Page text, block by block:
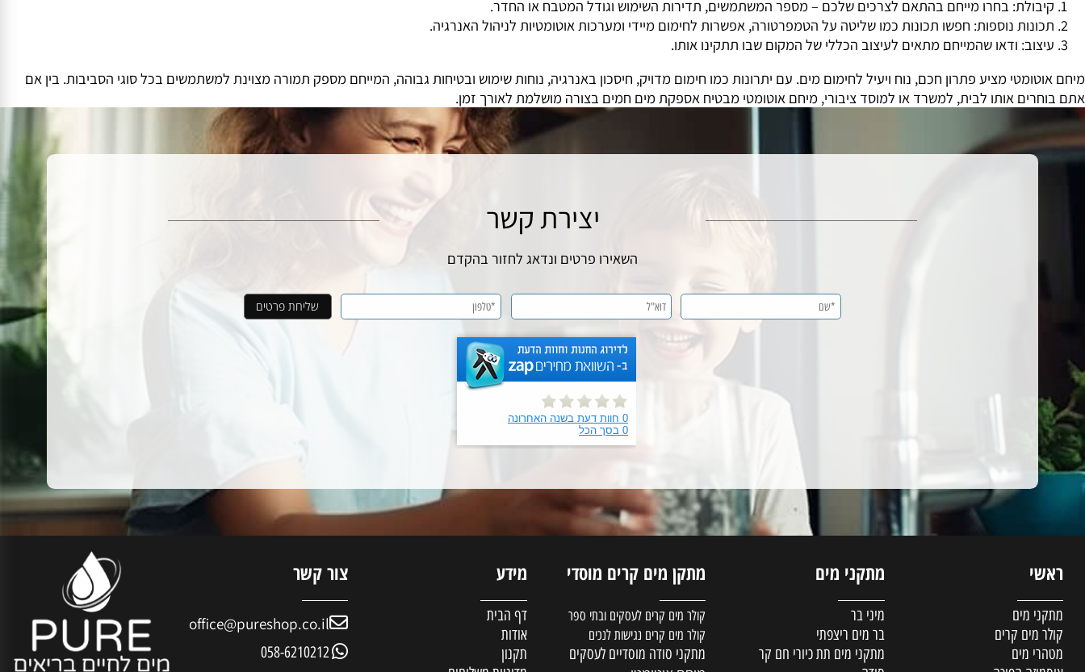
מיחם אוטומטי?
מיחם אוטומטי נירוסטה , יש לשקול מספר גורמים:
בחרו מייחם בהתאם לצרכים שלכם – מספר המשתמשים, תדירות השימוש וגודל המטבח או החדר.
נוספות: חפשו תכונות כמו שליטה על הטמפרטורה, אפשרות לחימום מיידי ומערכות אוטומטיות לניהול האנרגיה.
ודאו שהמייחם מתאים לעיצוב הכללי של המקום שבו תתקינו אותו.
מציע פתרון חכם, נוח ויעיל לחימום מים. עם יתרונות כמו חימום מדויק, חיסכון באנרגיה, נוחות שימוש ובטיחות גבוהה, המייחם מספק תמורה מצוינת למשתמשים בכל סוגי הסביבות. בין אם
אותו לבית, למשרד או למוסד ציבורי, מיחם אוטומטי מבטיח אספקת מים חמים בצורה מושלמת לאורך זמן.
יצירת קשר
השאירו פרטים ונדאג לחזור בהקדם
מתקני מים מתקן מים קרים מוסדי מידע צור קשר